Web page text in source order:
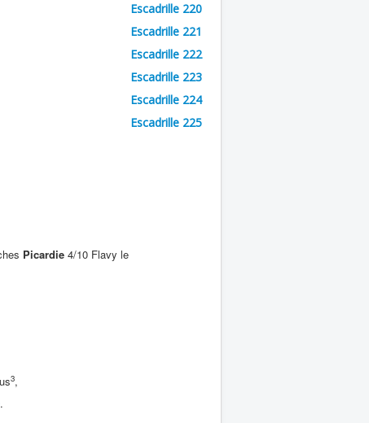
Picardie4/10 Flavy le
3,
.
Escadrille 220
Escadrille 221
Escadrille 222
Escadrille 223
Escadrille 224
Escadrille 225